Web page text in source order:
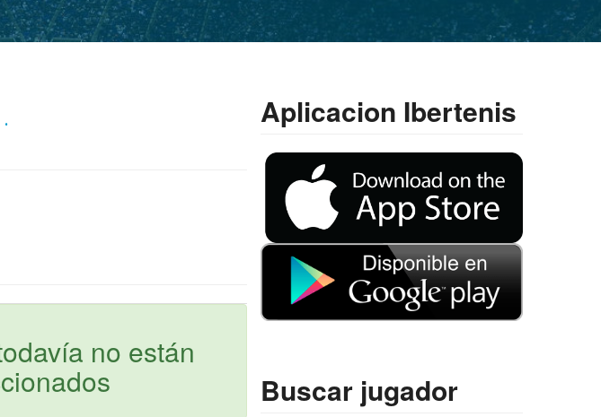
.
no están
Aplicacion Ibertenis
Buscar jugador